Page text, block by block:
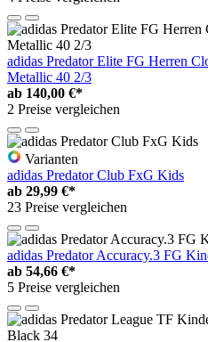
adidas Predator Elite FG Herren
Metallic 40 2/3
ab 140,00 €*
2 Preise vergleichen
Varianten
adidas Predator Club FxG Kids
ab 29,99 €*
23 Preise vergleichen
adidas Predator Accuracy.3 FG
ab 54,66 €*
5 Preise vergleichen